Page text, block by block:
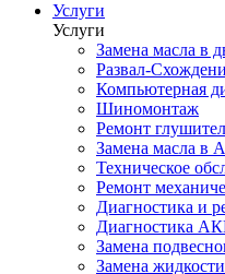
Услуги
Услуги
Замена масла в
Развал-
Компьютерная
Шиномонтаж
Ремонт
Замена масла в
Техническое
Ремонт
Диагностика и
Диагностика
Замена
Замена